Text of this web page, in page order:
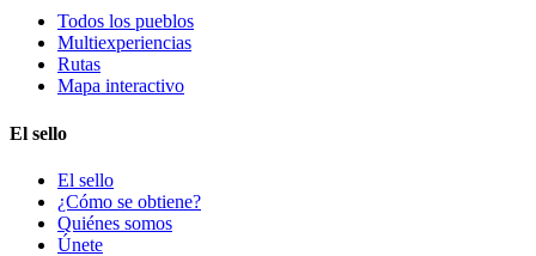
Todos los pueblos
Multiexperiencias
Rutas
Mapa interactivo
El sello
El sello
¿Cómo se obtiene?
Quiénes somos
Únete